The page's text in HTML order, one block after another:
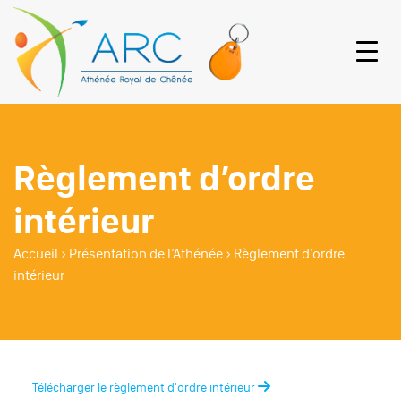
Règlement d’ordre
intérieur
Accueil › Présentation de l’Athénée › Règlement d’ordre
intérieur
Télécharger le règlement d'ordre intérieur